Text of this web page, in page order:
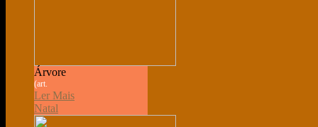
Árvore
(art.
Ler Mais
Natal